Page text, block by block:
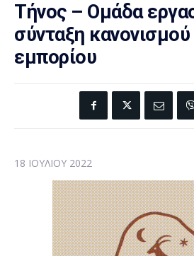
Τήνος – Ομάδα
σύνταξη
εμπορίου
18 ΙΟΥΛΊΟΥ 2022